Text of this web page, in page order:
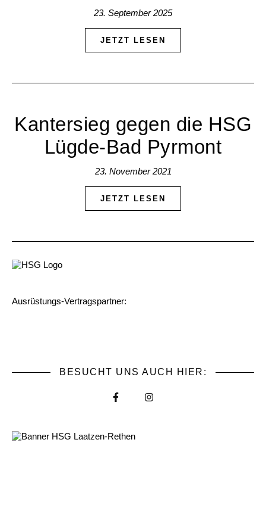
23. September 2025
JETZT LESEN
Kantersieg gegen die HSG
Lügde-Bad Pyrmont
23. November 2021
JETZT LESEN
Ausrüstungs-Vertragspartner:
BESUCHT UNS AUCH HIER: